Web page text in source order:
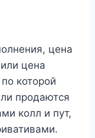
цена
цена
которой
продаются
колл и пут,